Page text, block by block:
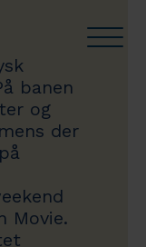
banen
og
der
Movie.